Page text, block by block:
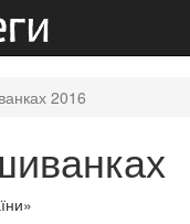
2016